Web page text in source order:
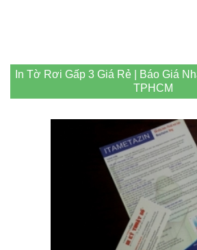
In Tờ Rơi Gấp 3 Giá Rẻ | Báo Giá
TPHCM